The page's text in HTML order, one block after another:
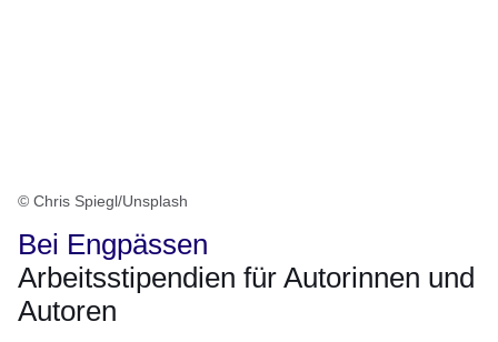
© Chris Spiegl/Unsplash
Bei Engpässen
Arbeitsstipendien für Autorinnen und
Autoren